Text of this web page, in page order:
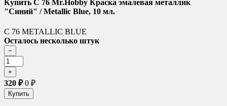
Купить C 76 Mr.Hobby Краска эмалевая металлик
"Синий" / Metallic Blue, 10 мл.
C 76 METALLIC BLUE
Осталось несколько штук
320 ₽0 ₽